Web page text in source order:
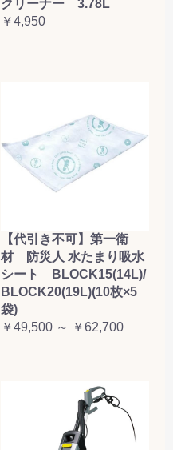
クリーナー 3.78L
￥4,950
【代引き不可】第一衛
材 防災人 水たまり吸水
シート BLOCK15(14L)/
BLOCK20(19L)(10枚×5
袋)
￥49,500 ～ ￥62,700